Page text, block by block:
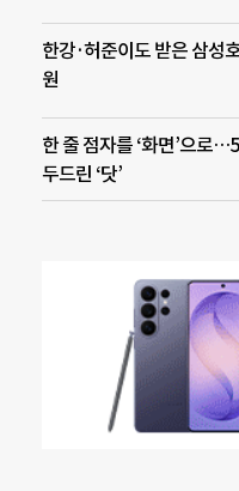
한강·허준이도 받은 삼성
원
한 줄 점자를 ‘화면’으로
두드린 ‘닷’